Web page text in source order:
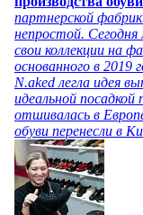
партнерской
непростой.
свои коллекции на
основанного в 2019
N.aked легла идея
идеальной посадкой
отшивалась в
обуви перенесли в